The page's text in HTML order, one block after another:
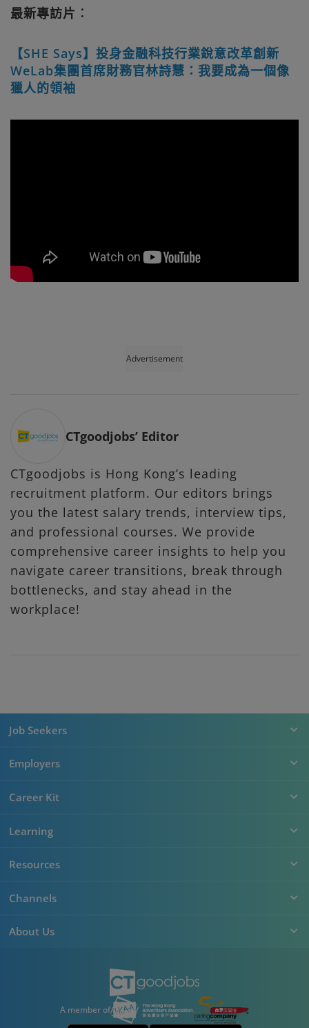
最新專訪片︰
【SHE Says】投身金融科技行業銳意改革創新
WeLab集團首席財務官林詩慧：我要成為一個像
獵人的領袖
Advertisement
CTgoodjobs’ Editor
CTgoodjobs is Hong Kong’s leading
recruitment platform. Our editors brings
you the latest salary trends, interview tips,
and professional courses. We provide
comprehensive career insights to help you
navigate career transitions, break through
bottlenecks, and stay ahead in the
workplace!
Job Seekers
Employers
Career Kit
Learning
Resources
Channels
About Us
A member of